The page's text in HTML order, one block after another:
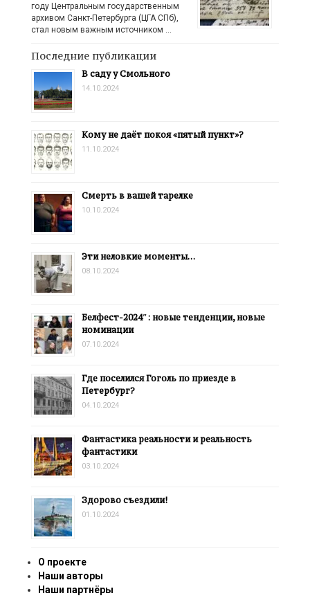
году Центральным государственным
архивом Санкт-Петербурга (ЦГА СПб),
стал новым важным источником …
Последние публикации
В саду у Смольного
14.10.2024
Кому не даёт покоя «пятый пункт»?
11.10.2024
Смерть в вашей тарелке
10.10.2024
Эти неловкие моменты…
08.10.2024
Белфест-2024″: новые тенденции, новые
номинации
07.10.2024
Где поселился Гоголь по приезде в
Петербург?
04.10.2024
Фантастика реальности и реальность
фантастики
03.10.2024
Здорово съездили!
01.10.2024
О проекте
Наши авторы
Наши партнёры